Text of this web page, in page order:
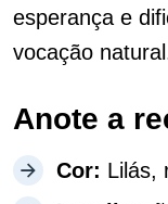
esperança e
vocação
Anote a
Cor: Lilás,